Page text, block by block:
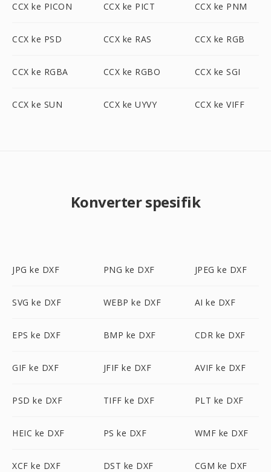
CCX ke PICON CCX ke PICT CCX ke PNM
CCX ke PSD CCX ke RAS CCX ke RGB
CCX ke RGBA CCX ke RGBO CCX ke SGI
CCX ke SUN CCX ke UYVY CCX ke VIFF
Konverter spesifik
JPG ke DXF PNG ke DXF JPEG ke DXF
SVG ke DXF WEBP ke DXF AI ke DXF
EPS ke DXF BMP ke DXF CDR ke DXF
GIF ke DXF JFIF ke DXF AVIF ke DXF
PSD ke DXF TIFF ke DXF PLT ke DXF
HEIC ke DXF PS ke DXF WMF ke DXF
XCF ke DXF DST ke DXF CGM ke DXF